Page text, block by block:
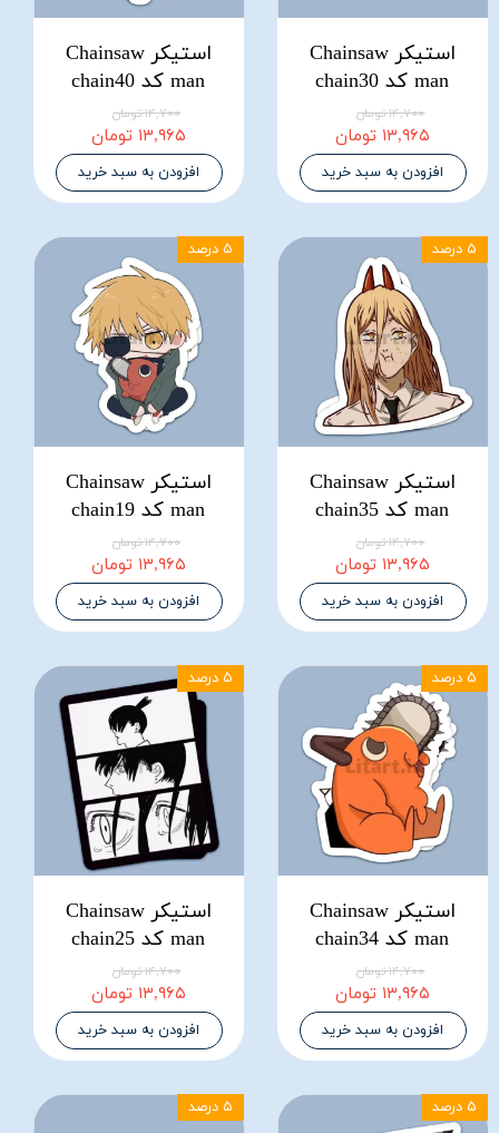
استیکر Chainsaw
man کد chain30
۱۴,۷۰۰ تومان
۱۳,۹۶۵ تومان
افزودن به سبد خرید
استیکر Chainsaw
man کد chain40
۱۴,۷۰۰ تومان
۱۳,۹۶۵ تومان
افزودن به سبد خرید
استیکر Chainsaw
man کد chain35
۱۴,۷۰۰ تومان
۱۳,۹۶۵ تومان
افزودن به سبد خرید
۵ درصد
استیکر Chainsaw
man کد chain19
۱۴,۷۰۰ تومان
۱۳,۹۶۵ تومان
افزودن به سبد خرید
۵ درصد
استیکر Chainsaw
man کد chain34
۱۴,۷۰۰ تومان
۱۳,۹۶۵ تومان
افزودن به سبد خرید
۵ درصد
استیکر Chainsaw
man کد chain25
۱۴,۷۰۰ تومان
۱۳,۹۶۵ تومان
افزودن به سبد خرید
۵ درصد
۵ درصد ۵ درصد